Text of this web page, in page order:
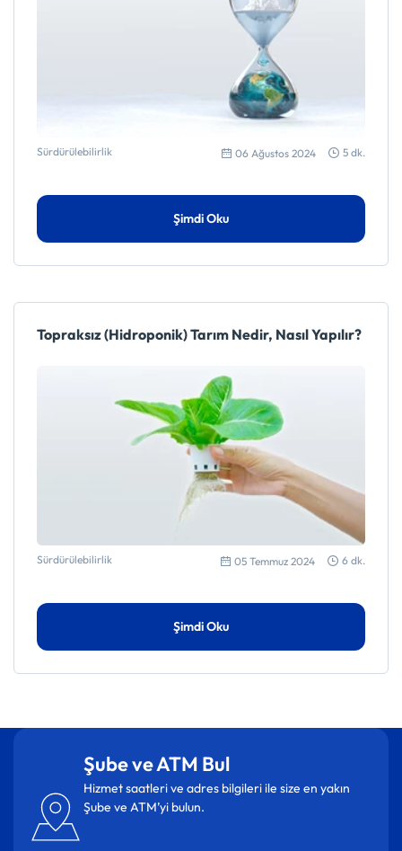
Sürdürülebilirlik 06 Ağustos 2024 5 dk.
Şimdi Oku
Topraksız (Hidroponik) Tarım Nedir, Nasıl Yapılır?
Sürdürülebilirlik 05 Temmuz 2024 6 dk.
Şimdi Oku
Elektronik Atık Nedir, Neden Geri Dönüştürülmelidir?
Tarım Kredileri Rehberi: Tarım Kredisi Hakkında Bilmeniz
Gerekenler
Şube ve ATM Bul
Hizmet saatleri ve adres bilgileri ile size en yakın
Şube ve ATM’yi bulun.